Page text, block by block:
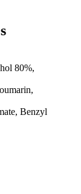
80%,
Benzyl